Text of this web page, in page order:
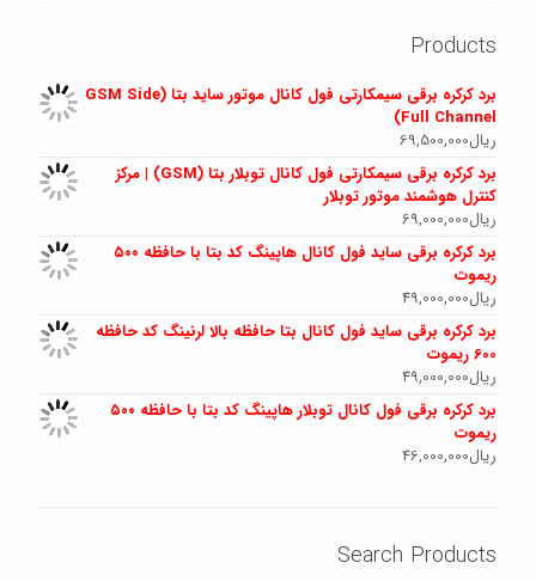
Products
برد کرکره برقی سیمکارتی فول کانال موتور ساید بتا (GSM Side
Full Channel)
ریال69,500,000
برد کرکره برقی سیمکارتی فول کانال توبلار بتا (GSM) | مرکز
کنترل هوشمند موتور توبلار
ریال69,000,000
برد کرکره برقی ساید فول کانال هاپینگ کد بتا با حافظه ۵۰۰
ریموت
ریال49,000,000
برد کرکره برقی ساید فول کانال بتا حافظه بالا لرنینگ کد حافظه
600 ریموت
ریال49,000,000
برد کرکره برقی فول کانال توبلار هاپینگ کد بتا با حافظه ۵۰۰
ریموت
ریال46,000,000
Search Products